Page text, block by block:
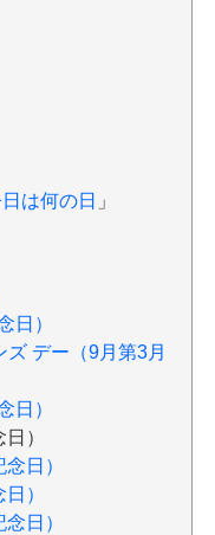
は何の日 」
日）
デー（9月第3月
日）
）
日）
）
日）